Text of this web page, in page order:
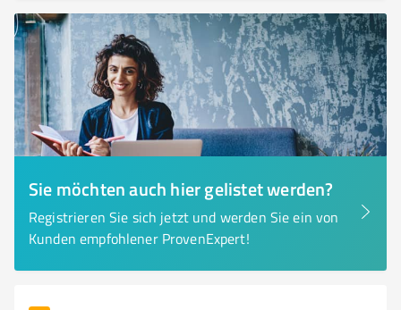
Sie möchten auch hier gelistet werden?
Registrieren Sie sich jetzt und werden Sie ein von
Kunden empfohlener ProvenExpert!